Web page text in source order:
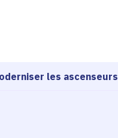
les ascenseurs